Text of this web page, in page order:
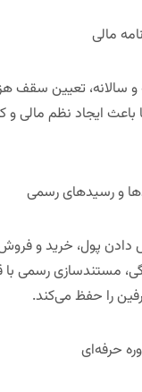
مالی
و سالانه، تعیین سقف
ایجاد نظم مالی
و رسیدهای رسمی
دادن پول، خرید و
مستندسازی رسمی
را حفظ می‌کند.
حرفه‌ای